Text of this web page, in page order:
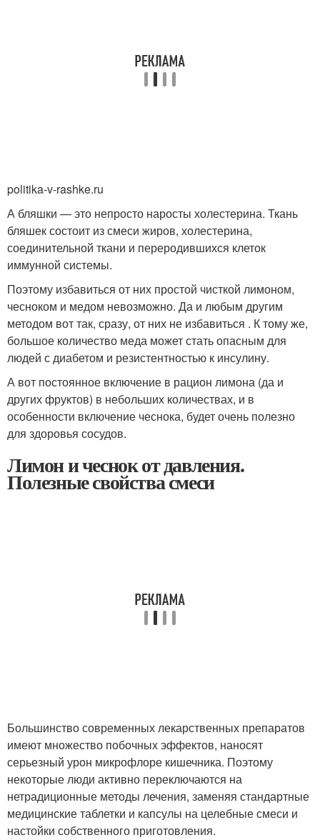
politika-v-rashke.ru
А бляшки — это непросто наросты холестерина. Ткань
бляшек состоит из смеси жиров, холестерина,
соединительной ткани и переродившихся клеток
иммунной системы.
Поэтому избавиться от них простой чисткой лимоном,
чесноком и медом невозможно. Да и любым другим
методом вот так, сразу, от них не избавиться . К тому же,
большое количество меда может стать опасным для
людей с диабетом и резистентностью к инсулину.
А вот постоянное включение в рацион лимона (да и
других фруктов) в небольших количествах, и в
особенности включение чеснока, будет очень полезно
для здоровья сосудов.
Лимон и чеснок от давления.
Полезные свойства смеси
Большинство современных лекарственных препаратов
имеют множество побочных эффектов, наносят
серьезный урон микрофлоре кишечника. Поэтому
некоторые люди активно переключаются на
нетрадиционные методы лечения, заменяя стандартные
медицинские таблетки и капсулы на целебные смеси и
настойки собственного приготовления.